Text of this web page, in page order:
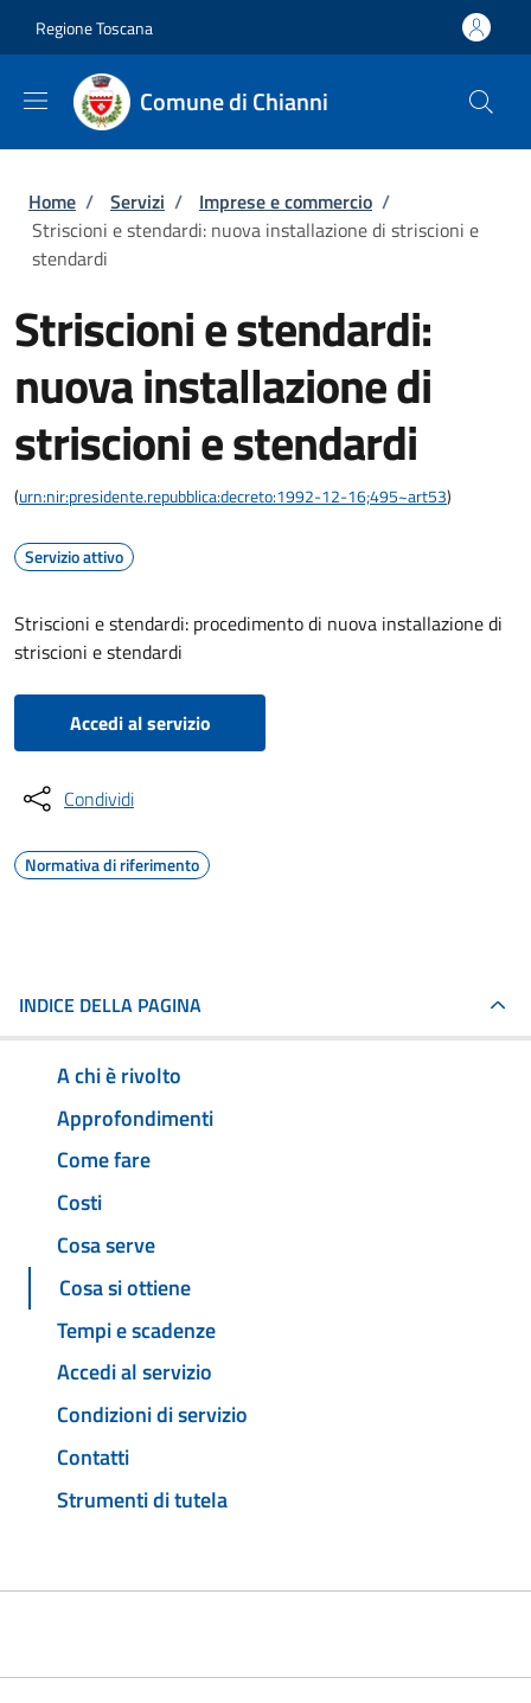
Regione Toscana
Comune di Chianni
Briciole di pane
Home / Servizi / Imprese e commercio /
Striscioni e stendardi: nuova installazione di striscioni e
stendardi
Striscioni e stendardi:
nuova installazione di
striscioni e stendardi
(urn:nir:presidente.repubblica:decreto:1992-12-16;495~art53)
Servizio attivo
Striscioni e stendardi: procedimento di nuova installazione di
striscioni e stendardi
Accedi al servizio
Condividi
Normativa di riferimento
INDICE DELLA PAGINA
A chi è rivolto
Approfondimenti
Come fare
Costi
Cosa serve
Cosa si ottiene
Tempi e scadenze
Accedi al servizio
Condizioni di servizio
Contatti
Strumenti di tutela